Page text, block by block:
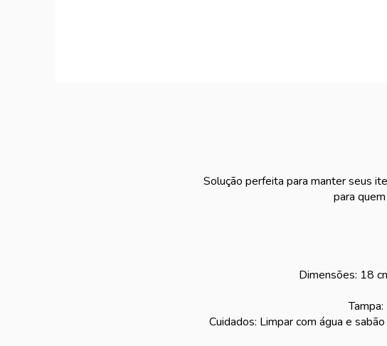
Solução perfeita para manter seus
para
Dimensões: 18
Cuidados: Limpar com água e